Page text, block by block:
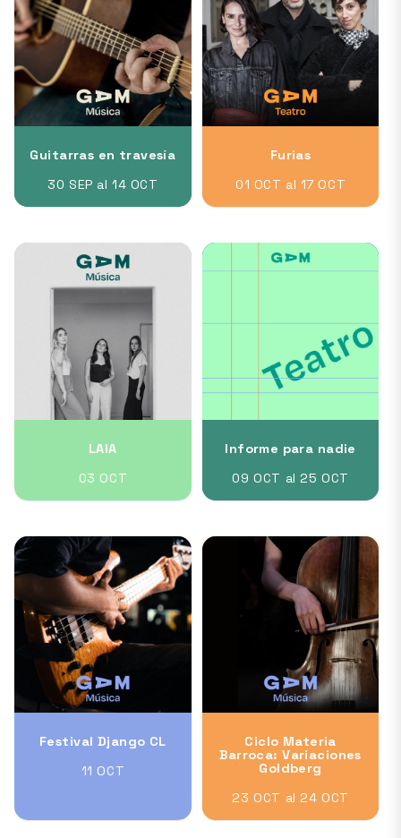
Guitarras en travesía
30 SEP al 14 OCT
Furias
01 OCT al 17 OCT
LAIA
03 OCT
Informe para nadie
09 OCT al 25 OCT
Festival Django CL
11 OCT
Ciclo Materia
Barroca: Variaciones
Goldberg
23 OCT al 24 OCT